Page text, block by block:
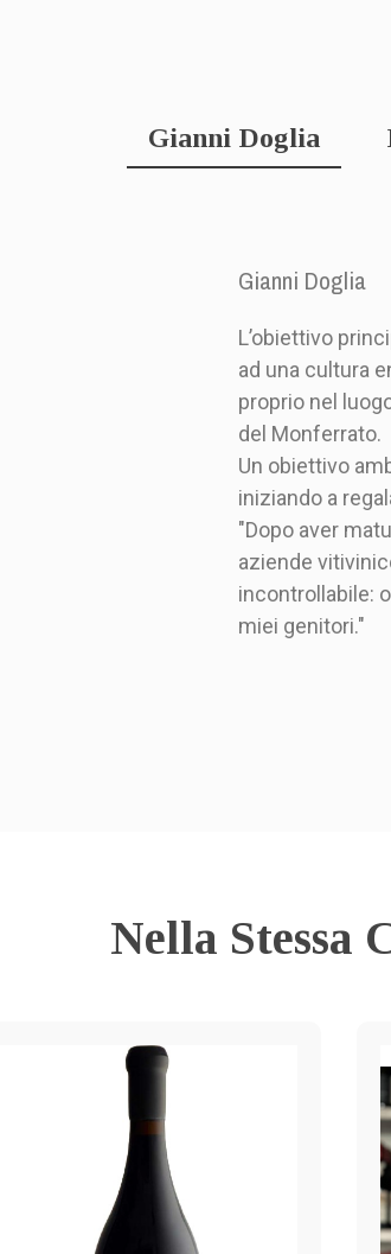
Gianni Doglia
Gianni Doglia
L’obiettivo
ad una cultura
proprio nel
del Monferrato.
Un obiettivo
iniziando a
"Dopo aver
aziende
incontrollabile:
miei genitori."
Nella Stessa